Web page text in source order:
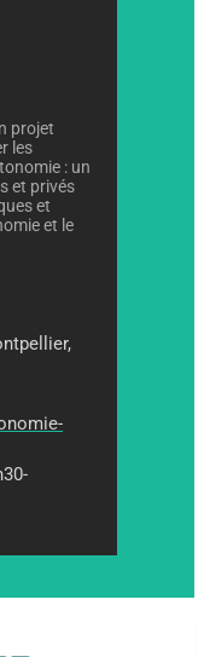
projet
les
: un
et privés
et
et le